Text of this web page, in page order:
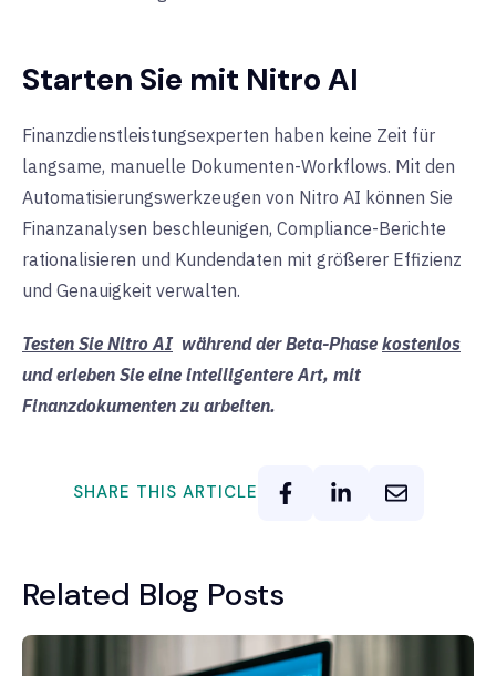
Starten Sie mit Nitro AI
Finanzdienstleistungsexperten haben keine Zeit für
langsame, manuelle Dokumenten-Workflows. Mit den
Automatisierungswerkzeugen von Nitro AI können Sie
Finanzanalysen beschleunigen, Compliance-Berichte
rationalisieren und Kundendaten mit größerer Effizienz
und Genauigkeit verwalten.
Testen Sie Nitro AI während der Beta-Phase kostenlos
und erleben Sie eine intelligentere Art, mit
Finanzdokumenten zu arbeiten.
SHARE THIS ARTICLE
Related Blog Posts